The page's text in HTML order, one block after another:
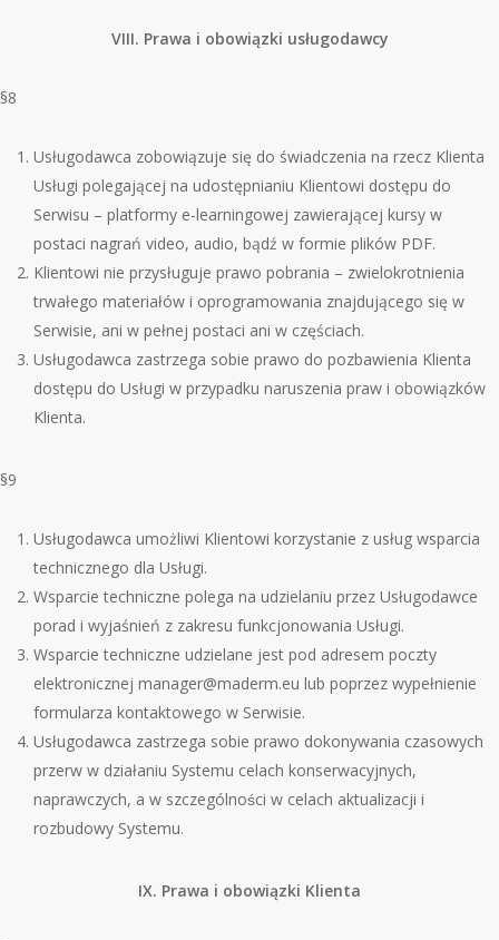
VIII. Prawa i obowiązki usługodawcy
§8
Usługodawca zobowiązuje się do świadczenia na rzecz Klienta
Usługi polegającej na udostępnianiu Klientowi dostępu do
Serwisu – platformy e-learningowej zawierającej kursy w
postaci nagrań video, audio, bądź w formie plików PDF.
Klientowi nie przysługuje prawo pobrania – zwielokrotnienia
trwałego materiałów i oprogramowania znajdującego się w
Serwisie, ani w pełnej postaci ani w częściach.
Usługodawca zastrzega sobie prawo do pozbawienia Klienta
dostępu do Usługi w przypadku naruszenia praw i obowiązków
Klienta.
§9
Usługodawca umożliwi Klientowi korzystanie z usług wsparcia
technicznego dla Usługi.
Wsparcie techniczne polega na udzielaniu przez Usługodawce
porad i wyjaśnień z zakresu funkcjonowania Usługi.
Wsparcie techniczne udzielane jest pod adresem poczty
elektronicznej manager@maderm.eu lub poprzez wypełnienie
formularza kontaktowego w Serwisie.
Usługodawca zastrzega sobie prawo dokonywania czasowych
przerw w działaniu Systemu celach konserwacyjnych,
naprawczych, a w szczególności w celach aktualizacji i
rozbudowy Systemu.
IX. Prawa i obowiązki Klienta